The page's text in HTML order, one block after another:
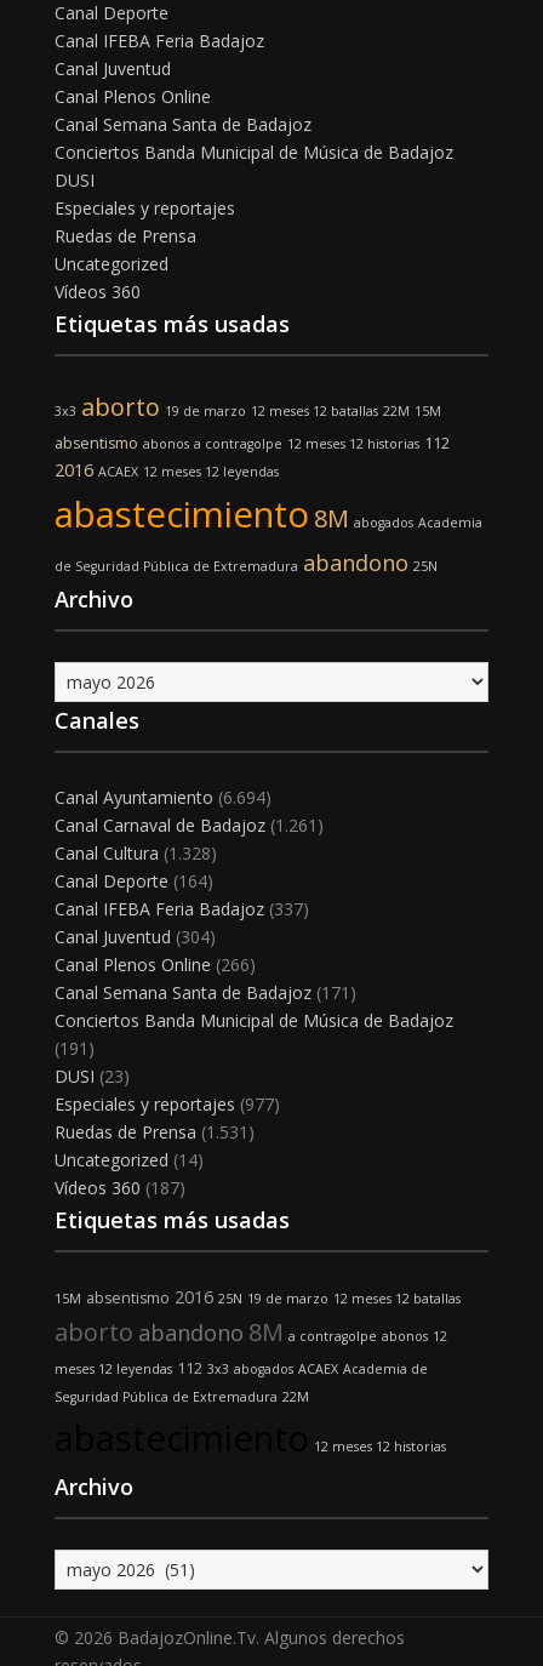
Canal Deporte
Canal IFEBA Feria Badajoz
Canal Juventud
Canal Plenos Online
Canal Semana Santa de Badajoz
Conciertos Banda Municipal de Música de Badajoz
DUSI
Especiales y reportajes
Ruedas de Prensa
Uncategorized
Vídeos 360
Etiquetas más usadas
3x3 aborto 19 de marzo 12 meses 12 batallas 22M 15M
absentismo abonos a contragolpe 12 meses 12 historias 112
2016 ACAEX 12 meses 12 leyendas
abastecimiento 8M abogados Academia
de Seguridad Pública de Extremadura abandono 25N
Archivo
Archivo
Canales
Canal Ayuntamiento (6.694)
Canal Carnaval de Badajoz(1.261)
Canal Cultura (1.328)
Canal Deporte (164)
Canal IFEBA Feria Badajoz(337)
Canal Juventud (304)
Canal Plenos Online (266)
Canal Semana Santa de Badajoz(171)
Conciertos Banda Municipal de Música de Badajoz
(191)
DUSI (23)
Especiales y reportajes (977)
Ruedas de Prensa (1.531)
Uncategorized (14)
Vídeos 360 (187)
Etiquetas más usadas
15M absentismo 2016 25N 19 de marzo 12 meses 12 batallas
aborto abandono 8M a contragolpe abonos 12
meses 12 leyendas 112 3x3 abogados ACAEX Academia de
Seguridad Pública de Extremadura 22M
12 meses 12 historias
Archivo
Archivo
© 2026 BadajozOnline.Tv. Algunos derechos